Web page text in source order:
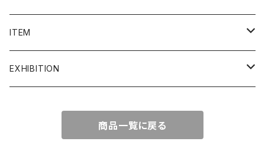
admi
COQ textile
ITEM
ALL ITEM
EXHIBITION
商品一覧に戻る